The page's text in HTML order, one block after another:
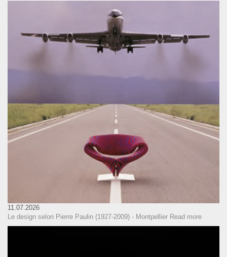
11.07.2026
Le design selon Pierre Paulin (1927-2009) - Montpellier Read more